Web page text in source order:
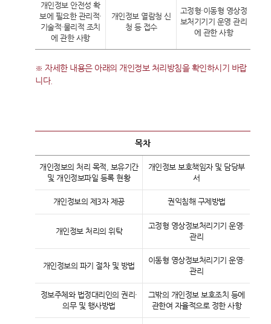
개인정보 안전성 확
보에 필요한 관리적・
기술적・물리적 조치
에 관한 사항
개인정보 열람청 신
청 등 접수
고정형・이동형 영상정
보처기기기 운영 관리
에 관한 사항
※ 자세한 내용은 아래의 개인정보 처리방침을 확인하시기 바랍
니다.
목차
개인정보의 처리 목적, 보유기간
및 개인정보파일 등록 현황
개인정보 보호책임자 및 담당부
서
개인정보의 제3자 제공 권익침해 구제방법
개인정보 처리의 위탁
고정형 영상정보처리기기 운영·
관리
개인정보의 파기 절차 및 방법
이동형 영상정보처리기기 운영・
관리
정보주체와 법정대리인의 권리・
의무 및 행사방법
그밖의 개인정보 보호조치 등에
관한여 자율적으로 정한 사항